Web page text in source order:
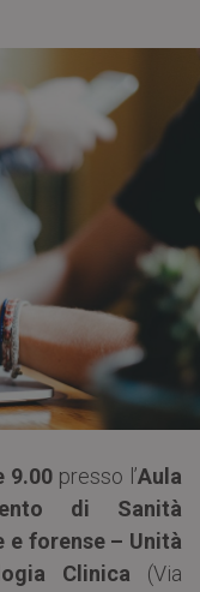
9.00 presso l’Aula
di Sanità
e forense – Unità
Clinica (Via